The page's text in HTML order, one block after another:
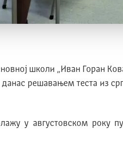
школи „Иван Горан
решавањем теста из
у августовском року